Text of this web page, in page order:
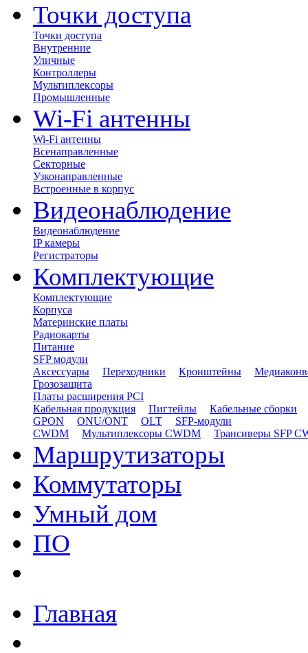
Точки доступа
Точки доступа
Внутренние
Уличные
Контроллеры
Мультиплексоры
Промышленные
Wi-Fi антенны
Wi-Fi антенны
Всенаправленные
Секторные
Узконаправленные
Встроенные в корпус
Видеонаблюдение
Видеонаблюдение
IP камеры
Регистраторы
Комплектующие
Комплектующие
Корпуса
Материнские платы
Радиокарты
Питание
SFP модули
Аксессуары
Переходники Кронштейны
Грозозащита
Платы расширения PCI
Кабельная продукция
Пигтейлы
Кабельные сборки
GPON
ONU/ONT OLT
SFP-модули
CWDM
Мультиплексоры CWDM Трансиверы SFP
Маршрутизаторы
Коммутаторы
Умный дом
ПО
Главная